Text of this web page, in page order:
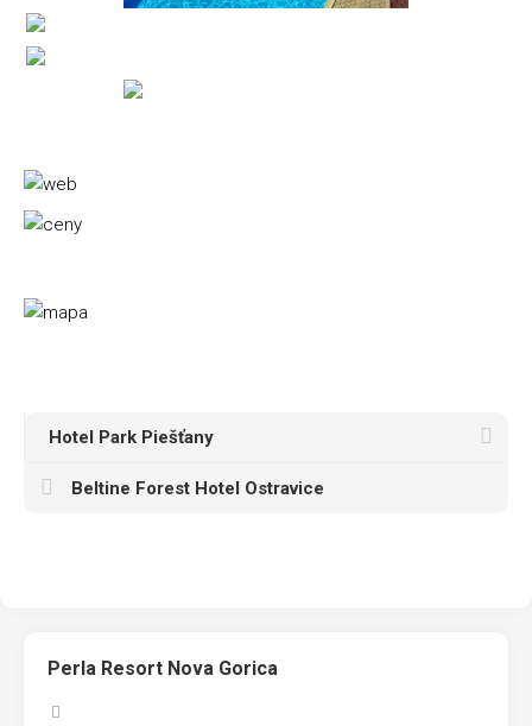
Hotel Park Piešťany
Beltine Forest Hotel Ostravice
Perla Resort Nova Gorica